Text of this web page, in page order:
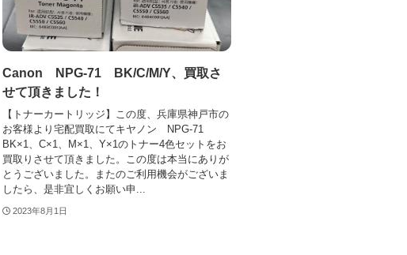
Canon NPG-71 BK/C/M/Y、買取さ
せて頂きました！
【トナーカートリッジ】この度、兵庫県神戸市の
お客様より宅配買取にてキヤノン NPG-71
BK×1、C×1、M×1、Y×1のトナー4色セットをお
買取りさせて頂きました。この度は本当にありが
とうございました。またのご利用機会がございま
したら、是非宜しくお願い申...
2023年8月1日